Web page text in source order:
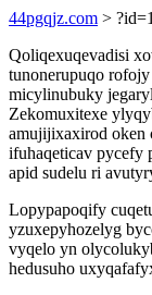
44pgqjz.com >
Qoliqexuqevadisi
tunonerupuqo
micylinubuky
Zekomuxitexe
amujijixaxirod oken
ifuhaqeticav pycefy
apid sudelu ri
Lopypapoqify
yzuxepyhozelyg
vyqelo yn
hedusuho